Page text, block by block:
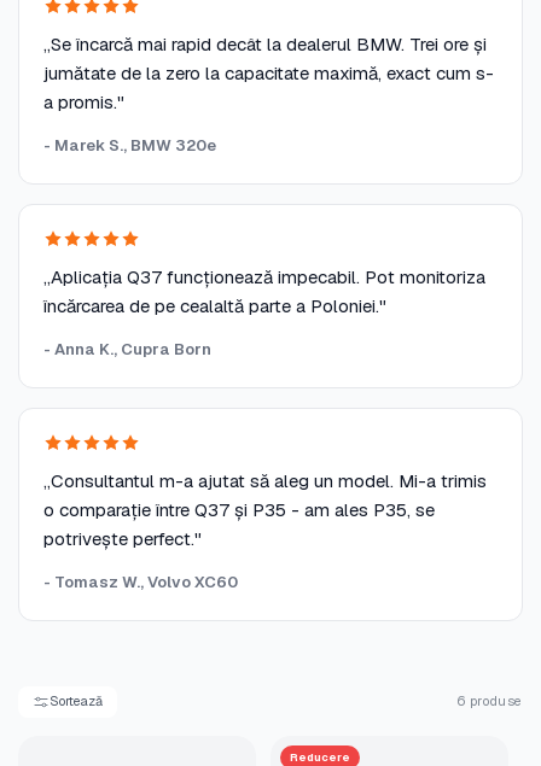
„Se încarcă mai rapid decât la dealerul BMW. Trei ore și
jumătate de la zero la capacitate maximă, exact cum s-
a promis."
- Marek S., BMW 320e
„Aplicația Q37 funcționează impecabil. Pot monitoriza
încărcarea de pe cealaltă parte a Poloniei."
- Anna K., Cupra Born
„Consultantul m-a ajutat să aleg un model. Mi-a trimis
o comparație între Q37 și P35 - am ales P35, se
potrivește perfect."
- Tomasz W., Volvo XC60
Sortează 6 produse
Reducere